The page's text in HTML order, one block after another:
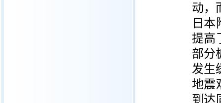
动，
日
提高
部分
发生
地震
到达